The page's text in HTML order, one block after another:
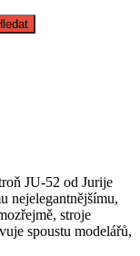
JU-52 od Jurije
nejelegantnějšímu,
stroje
spoustu modelářů,